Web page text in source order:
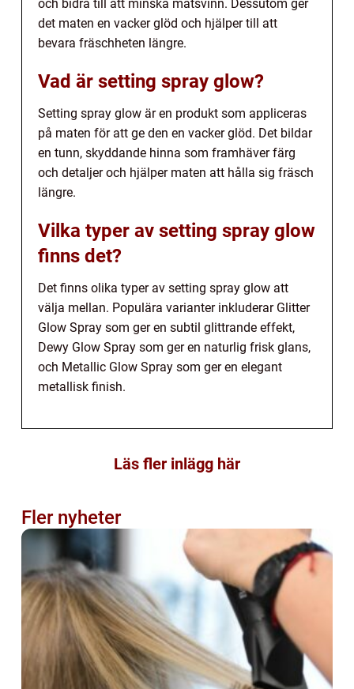
och bidra till att minska matsvinn. Dessutom ger
det maten en vacker glöd och hjälper till att
bevara fräschheten längre.
Vad är setting spray glow?
Setting spray glow är en produkt som appliceras
på maten för att ge den en vacker glöd. Det bildar
en tunn, skyddande hinna som framhäver färg
och detaljer och hjälper maten att hålla sig fräsch
längre.
Vilka typer av setting spray glow
finns det?
Det finns olika typer av setting spray glow att
välja mellan. Populära varianter inkluderar Glitter
Glow Spray som ger en subtil glittrande effekt,
Dewy Glow Spray som ger en naturlig frisk glans,
och Metallic Glow Spray som ger en elegant
metallisk finish.
Läs fler inlägg här
Fler nyheter